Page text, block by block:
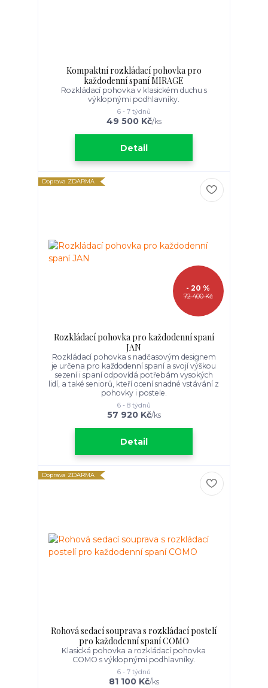
Kompaktní rozkládací pohovka pro
každodenní spaní MIRAGE
Rozkládací pohovka v klasickém duchu s
výklopnými podhlavníky.
49 500 Kč/ks
6 - 7 týdnů
Detail
Doprava ZDARMA
72 400 Kč
- 20 %
Rozkládací pohovka pro každodenní spaní
JAN
Rozkládací pohovka s nadčasovým designem
je určena pro každodenní spaní a svojí výškou
sezení i spaní odpovídá potřebám vysokých
lidí, a také seniorů, kteří ocení snadné vstávání z
pohovky i postele.
57 920 Kč/ks
6 - 8 týdnů
Detail
Doprava ZDARMA
Rohová sedací souprava s rozkládací postelí
pro každodenní spaní COMO
Klasická pohovka a rozkládací pohovka
COMO s výklopnými podhlavníky.
81 100 Kč/ks
6 - 7 týdnů